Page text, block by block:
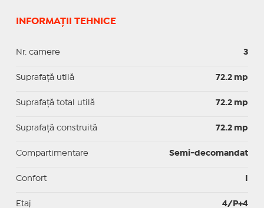
INFORMAȚII TEHNICE
Nr. camere 3
Suprafaţă utilă 72.2 mp
Suprafaţă total utilă 72.2 mp
Suprafaţă construită 72.2 mp
Compartimentare Semi-decomandat
Confort
Etaj 4/P+4